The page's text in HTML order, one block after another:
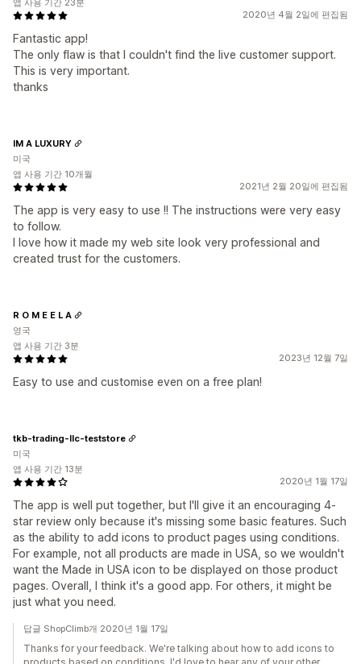
2020년 4월 2일에 편집됨
Fantastic app!
The only flaw is that I couldn't find the live customer support.
This is very important.
thanks
앱 사용 기간 23분
2021년 2월 20일에 편집됨
The app is very easy to use !! The instructions were very easy
to follow.
I love how it made my web site look very professional and
created trust for the customers.
IM A LUXURY
미국
앱 사용 기간 10개월
2023년 12월 7일
Easy to use and customise even on a free plan!
R O M E E L A
영국
앱 사용 기간 3분
2020년 1월 17일
The app is well put together, but I'll give it an encouraging 4-
star review only because it's missing some basic features. Such
as the ability to add icons to product pages using conditions.
For example, not all products are made in USA, so we wouldn't
want the Made in USA icon to be displayed on those product
pages. Overall, I think it's a good app. For others, it might be
just what you need.
tkb-trading-llc-teststore
미국
앱 사용 기간 13분
답글 ShopClimb개 2020년 1월 17일
Thanks for your feedback. We're talking about how to add icons to